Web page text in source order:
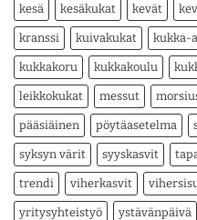
kesä kesäkukat kevät
kranssi kuivakukat kukka-
kukkakoru kukkakoulu
leikkokukat messut
pääsiäinen pöytäasetelma
syksyn värit syyskasvit
trendi viherkasvit
yritysyhteistyö ystävänpäivä